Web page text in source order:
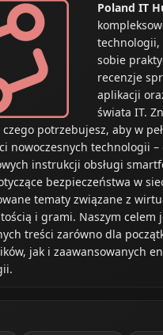
Poland IT
technologii,
sobie
recenzje
aplikacji
świata IT.
czego potrzebujesz, aby w
nowoczesnych technologii –
instrukcji obsługi
bezpieczeństwa w
tematy związane z
i grami. Naszym celem
treści zarówno dla
jak i zaawansowanych